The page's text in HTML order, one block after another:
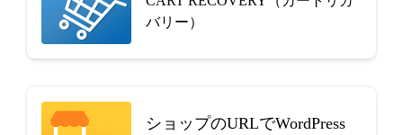
バリー）
ショップのURLでWordPress